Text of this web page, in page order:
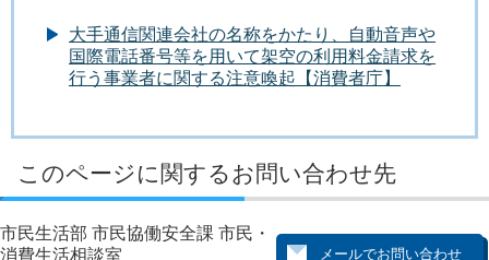
大手通信関連会社の名称をかたり、自動音声や
国際電話番号等を用いて架空の利用料金請求を
行う事業者に関する注意喚起【消費者庁】
このページに関するお問い合わせ先
市民生活部 市民協働安全課 市民・
消費生活相談室